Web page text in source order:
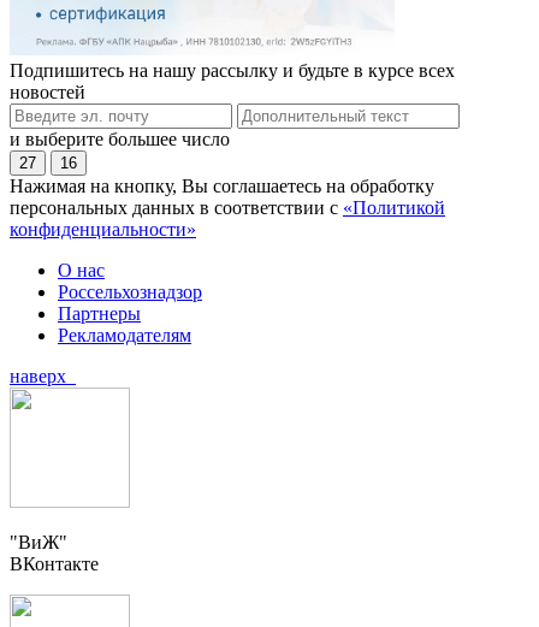
Подпишитесь на нашу рассылку и будьте в курсе всех
новостей
и выберите большее число
27 16
Нажимая на кнопку, Вы соглашаетесь на обработку
персональных данных в соответствии с «Политикой
конфиденциальности»
О нас
Россельхознадзор
Партнеры
Рекламодателям
наверх
"ВиЖ"
ВКонтакте